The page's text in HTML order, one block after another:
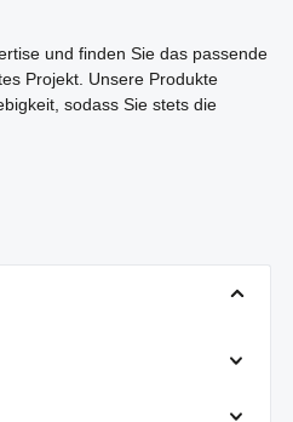
und finden Sie das passende
Projekt. Unsere Produkte
sodass Sie stets die